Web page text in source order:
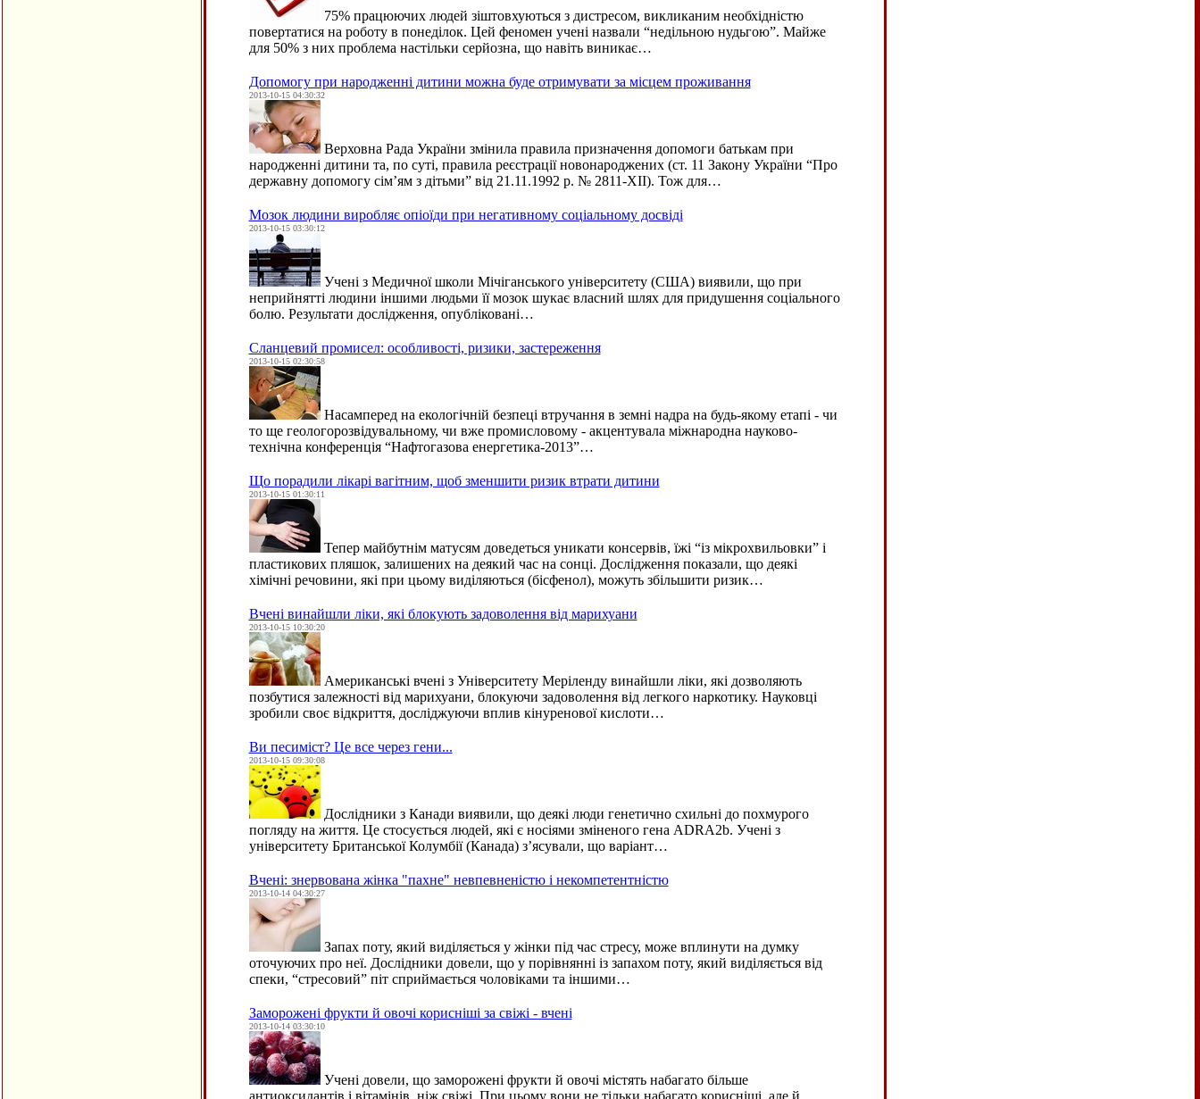
75% працюючих людей зіштовхуються з дистресом, викликаним необхідністю
повертатися на роботу в понеділок. Цей феномен учені назвали “недільною нудьгою”. Майже
для 50% з них проблема настільки серйозна, що навіть виникає…
Допомогу при народженні дитини можна буде отримувати за місцем проживання
2013-10-15 04:30:32
Верховна Рада України змінила правила призначення допомоги батькам при
народженні дитини та, по суті, правила реєстрації новонароджених (ст. 11 Закону України “Про
державну допомогу сім’ям з дітьми” від 21.11.1992 р. № 2811-ХII). Тож для…
Мозок людини виробляє опіоїди при негативному соціальному досвіді
2013-10-15 03:30:12
Учені з Медичної школи Мічіганського університету (США) виявили, що при
неприйнятті людини іншими людьми її мозок шукає власний шлях для придушення соціального
болю. Результати дослідження, опубліковані…
Сланцевий промисел: особливості, ризики, застереження
2013-10-15 02:30:58
Насамперед на екологічній безпеці втручання в земні надра на будь-якому етапі - чи
то ще геологорозвідувальному, чи вже промисловому - акцентувала міжнародна науково-
технічна конференція “Нафтогазова енергетика-2013”…
Що порадили лікарі вагітним, щоб зменшити ризик втрати дитини
2013-10-15 01:30:11
Тепер майбутнім матусям доведеться уникати консервів, їжі “із мікрохвильовки” і
пластикових пляшок, залишених на деякий час на сонці. Дослідження показали, що деякі
хімічні речовини, які при цьому виділяються (бісфенол), можуть збільшити ризик…
Вчені винайшли ліки, які блокують задоволення від марихуани
2013-10-15 10:30:20
Американські вчені з Університету Меріленду винайшли ліки, які дозволяють
позбутися залежності від марихуани, блокуючи задоволення від легкого наркотику. Науковці
зробили своє відкриття, досліджуючи вплив кінуренової кислоти…
Ви песиміст? Це все через гени...
2013-10-15 09:30:08
Дослідники з Канади виявили, що деякі люди генетично схильні до похмурого
погляду на життя. Це стосується людей, які є носіями зміненого гена ADRA2b. Учені з
університету Британської Колумбії (Канада) з’ясували, що варіант…
Вчені: знервована жінка "пахне" невпевненістю і некомпетентністю
2013-10-14 04:30:27
Запах поту, який виділяється у жінки під час стресу, може вплинути на думку
оточуючих про неї. Дослідники довели, що у порівнянні із запахом поту, який виділяється від
спеки, “стресовий” піт сприймається чоловіками та іншими…
Заморожені фрукти й овочі корисніші за свіжі - вчені
2013-10-14 03:30:10
Учені довели, що заморожені фрукти й овочі містять набагато більше
антиоксидантів і вітамінів, ніж свіжі. При цьому вони не тільки набагато корисніші, але й